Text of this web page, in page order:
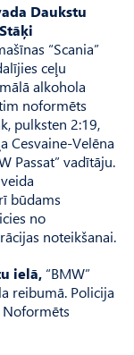
Daukstu
“Scania”
ceļu
alkohola
noformēts
pulksten 2:19,
Cesvaine-Velēna
Passat” vadītāju.
būdams
no
noteikšanai.
ielā, “BMW”
reibumā. Policija